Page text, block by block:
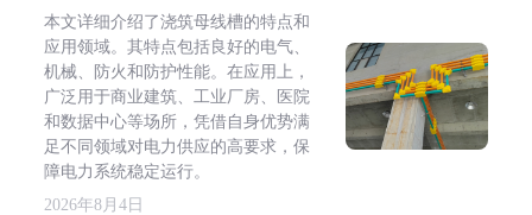
本文详细介绍了浇筑母线槽的特点和
应用领域。其特点包括良好的电气、
机械、防火和防护性能。在应用上，
广泛用于商业建筑、工业厂房、医院
和数据中心等场所，凭借自身优势满
足不同领域对电力供应的高要求，保
障电力系统稳定运行。
2026年8月4日